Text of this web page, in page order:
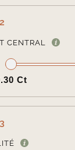
CENTRAL
Ct